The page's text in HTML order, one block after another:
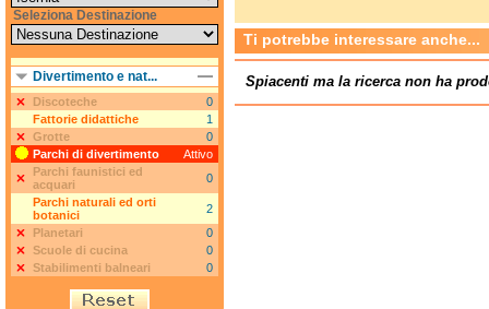
Ti potrebbe interessare anche...
Spiacenti ma la ricerca non ha
Seleziona Destinazione
Divertimento e nat...
Discoteche
0
Fattorie didattiche
1
Grotte
0
Parchi di divertimento
Attivo
Parchi faunistici ed
acquari
0
Parchi naturali ed orti
botanici
2
Planetari
0
Scuole di cucina
0
Stabilimenti balneari
0